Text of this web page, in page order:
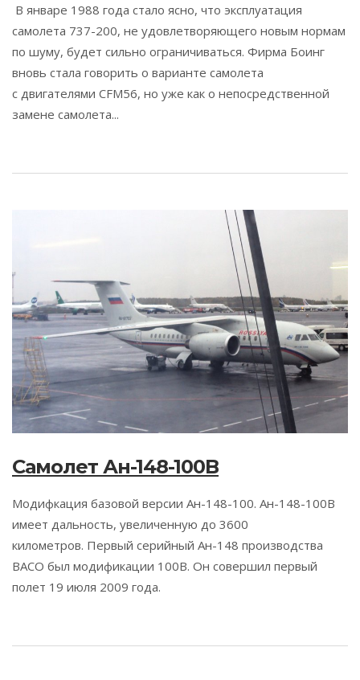
В январе 1988 года стало ясно, что эксплуатация
самолета 737-200, не удовлетворяющего новым нормам
по шуму, будет сильно ограничиваться. Фирма Боинг
вновь стала говорить о варианте самолета
с двигателями CFM56, но уже как о непосредственной
замене самолета...
Самолет Ан-148-100B
Модифкация базовой версии Ан-148-100. Ан-148-100B
имеет дальность, увеличенную до 3600
километров. Первый серийный Ан-148 производства
ВАСО был модификации 100В. Он совершил первый
полет 19 июля 2009 года.